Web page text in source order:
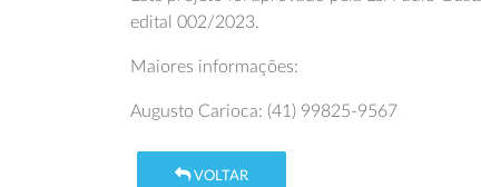
edital 002/2023.
Maiores informações:
Augusto Carioca: (41) 99825-9567
VOLTAR